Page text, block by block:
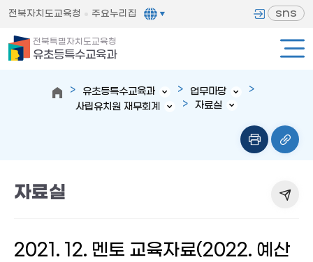
전북자치도교육청 주요누리집 sns
전북특별자치도교육청
유초등특수교육과
유초등특수교육과
업무마당
사립유치원 재무회계
자료실
자료실
2021. 12. 멘토 교육자료(2022. 예산